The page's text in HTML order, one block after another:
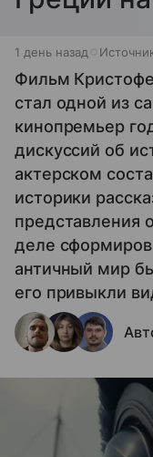
1 день назад
Фильм
стал одной из
кинопремьер
дискуссий об
актерском
историки
представления
деле
античный мир
его привыкли